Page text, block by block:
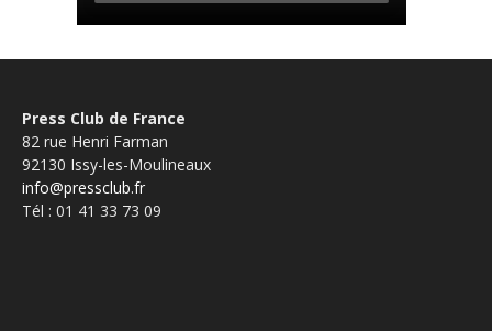
Press Club de France
82 rue Henri Farman
92130 Issy-les-Moulineaux
info@pressclub.fr
Tél : 01 41 33 73 09